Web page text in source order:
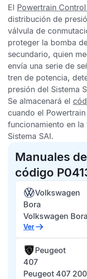
El Powertrain
distribución de
válvula de
proteger la bomba
secundario, quien
envía una serie de
tren de potencia,
presión del Sistema
Se almacenará el
cuando el
funcionamiento en la
Sistema SAI.
Manuales
código
Volkswagen
Bora
Volkswagen
Ver
Peugeot
407
Peugeot 407